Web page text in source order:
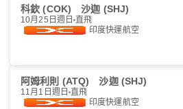
科欽 (COK) 沙迦 (SHJ)
10月25日週日 直飛
印度快運航空
阿姆利則 (ATQ) 沙迦 (SHJ)
11月1日週日 直飛
印度快運航空